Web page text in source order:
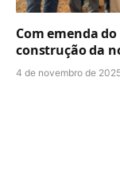
Com emenda
construção da
4 de novembro de